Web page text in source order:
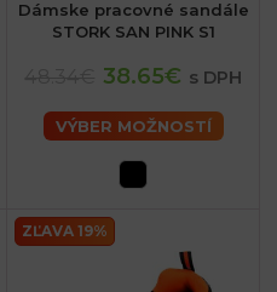
Dámske pracovné sandále
STORK SAN PINK S1
38.65€ s DPH
VÝBER MOŽNOSTÍ
ZĽAVA 19%